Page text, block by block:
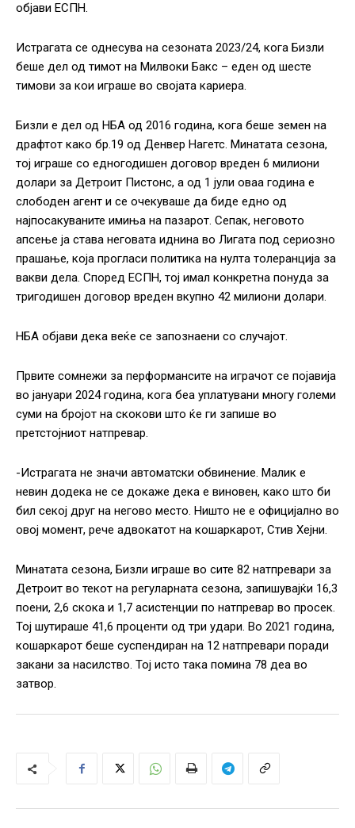
објави ЕСПН.
Истрагата се однесува на сезоната 2023/24, кога Бизли
беше дел од тимот на Милвоки Бакс – еден од шесте
тимови за кои играше во својата кариера.
Бизли е дел од НБА од 2016 година, кога беше земен на
драфтот како бр.19 од Денвер Нагетс. Минатата сезона,
тој играше со едногодишен договор вреден 6 милиони
долари за Детроит Пистонс, а од 1 јули оваа година е
слободен агент и се очекуваше да биде едно од
најпосакуваните имиња на пазарот. Сепак, неговото
апсење ја става неговата иднина во Лигата под сериозно
прашање, која прогласи политика на нулта толеранција за
вакви дела. Според ЕСПН, тој имал конкретна понуда за
тригодишен договор вреден вкупно 42 милиони долари.
НБА објави дека веќе се запознаени со случајот.
Првите сомнежи за перформансите на играчот се појавија
во јануари 2024 година, кога беа уплатувани многу големи
суми на бројот на скокови што ќе ги запише во
претстојниот натпревар.
-Истрагата не значи автоматски обвинение. Малик е
невин додека не се докаже дека е виновен, како што би
бил секој друг на негово место. Ништо не е официјално во
овој момент, рече адвокатот на кошаркарот, Стив Хејни.
Минатата сезона, Бизли играше во сите 82 натпревари за
Детроит во текот на регуларната сезона, запишувајќи 16,3
поени, 2,6 скока и 1,7 асистенции по натпревар во просек.
Тој шутираше 41,6 проценти од три удари. Во 2021 година,
кошаркарот беше суспендиран на 12 натпревари поради
закани за насилство. Тој исто така помина 78 деа во
затвор.